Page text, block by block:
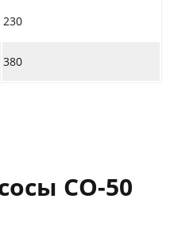
230
380
СО-50